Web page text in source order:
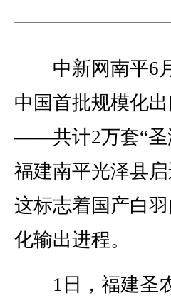
中新网南平6月
中国首批规模化
——共计2万套“圣
福建南平光泽县
这标志着国产白
化输出进程。
1日，福建圣农